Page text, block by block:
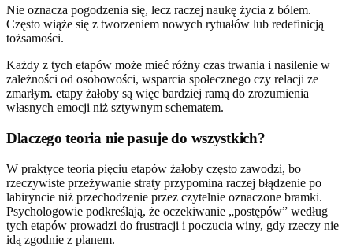
Nie oznacza pogodzenia się, lecz raczej naukę życia z bólem.
Często wiąże się z tworzeniem nowych rytuałów lub redefinicją
tożsamości.
Każdy z tych etapów może mieć różny czas trwania i nasilenie w
zależności od osobowości, wsparcia społecznego czy relacji ze
zmarłym. etapy żałoby są więc bardziej ramą do zrozumienia
własnych emocji niż sztywnym schematem.
Dlaczego teoria nie pasuje do wszystkich?
W praktyce teoria pięciu etapów żałoby często zawodzi, bo
rzeczywiste przeżywanie straty przypomina raczej błądzenie po
labiryncie niż przechodzenie przez czytelnie oznaczone bramki.
Psychologowie podkreślają, że oczekiwanie „postępów” według
tych etapów prowadzi do frustracji i poczucia winy, gdy rzeczy nie
idą zgodnie z planem.